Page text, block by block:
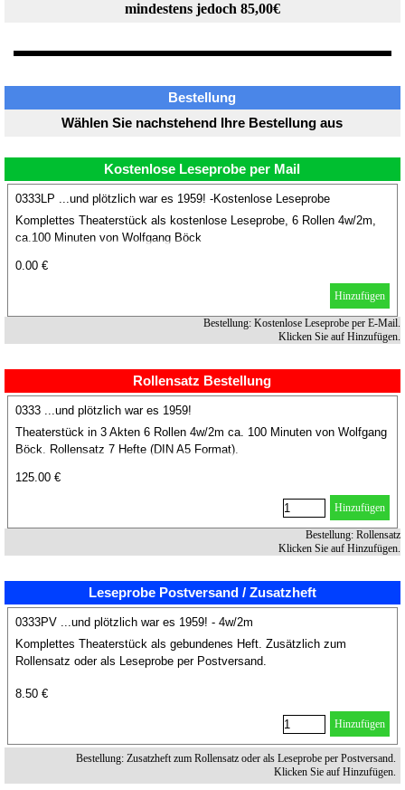
mindestens jedoch 85,00€
Bestellung
Wählen Sie nachstehend Ihre Bestellung aus
Kostenlose Leseprobe per Mail
0333LP ...und plötzlich war es 1959! -Kostenlose Leseprobe
Komplettes Theaterstück als kostenlose Leseprobe, 6 Rollen 4w/2m,
ca.100 Minuten von Wolfgang Böck
0.00 €
Hinzufügen
Bestellung: Kostenlose Leseprobe per E-Mail.
Klicken Sie auf Hinzufügen.
Rollensatz Bestellung
0333 ...und plötzlich war es 1959!
Theaterstück in 3 Akten 6 Rollen 4w/2m ca. 100 Minuten von Wolfgang
Böck. Rollensatz 7 Hefte (DIN A5 Format).
125.00 €
Hinzufügen
Bestellung: Rollensatz
Klicken Sie auf Hinzufügen.
Leseprobe Postversand / Zusatzheft
0333PV ...und plötzlich war es 1959! - 4w/2m
Komplettes Theaterstück als gebundenes Heft. Zusätzlich zum
Rollensatz oder als Leseprobe per Postversand.
8.50 €
Hinzufügen
Bestellung: Zusatzheft zum Rollensatz oder als Leseprobe per Postversand.
Klicken Sie auf Hinzufügen.